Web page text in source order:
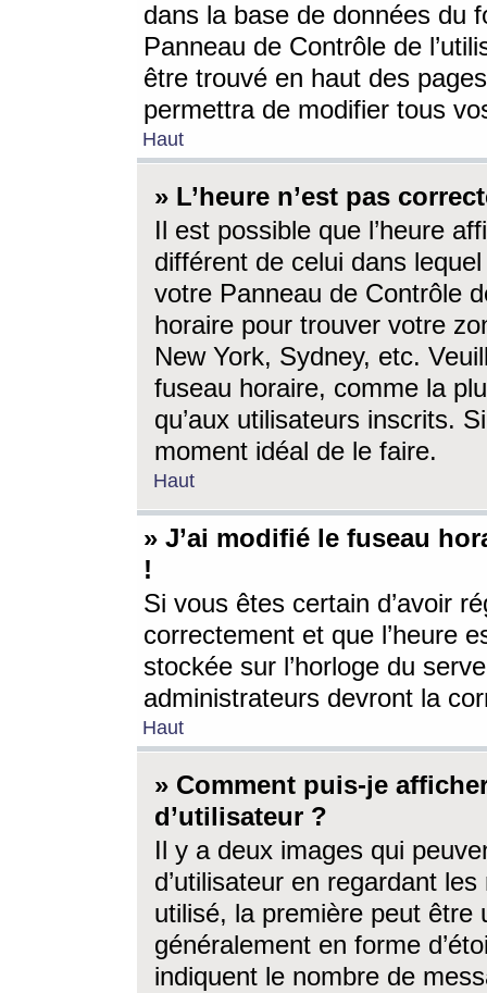
dans la base de données du
Panneau de Contrôle de
être trouvé en haut des
permettra de modifier tous
Haut
» L’heure n’est pas
Il est possible que l’heure
différent de celui dans
votre Panneau de Contrôle
horaire pour trouver votre
New York, Sydney, etc.
fuseau horaire, comme la
qu’aux utilisateurs inscrits.
moment idéal de le faire.
Haut
» J’ai modifié le fuseau
!
Si vous êtes certain d’avoir
correctement et que l’heure
stockée sur l’horloge du
administrateurs devront la
Haut
» Comment puis-je
d’utilisateur ?
Il y a deux images qui
d’utilisateur en regardant
utilisé, la première peut être
généralement en forme
indiquent le nombre de